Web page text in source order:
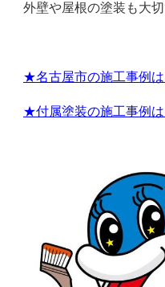
外壁や屋根の塗装も大
★名古屋市の施工事例
★付属塗装の施工事例